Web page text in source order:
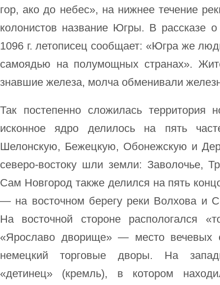
гор, ако до небес», на нижнее течение
колонистов название Югры. В рассказе
1096 г. летописец сообщает: «Югра же
самоядью на полумощных странах».
знавшие железа, молча обменивали
Так постепенно сложилась территория
исконное ядро делилось на пять
Шелонскую, Бежецкую, Обонежскую и
северо-востоку шли земли: Заволочье,
Сам Новгород также делился на пять
— на восточном берегу реки Волхова и
На восточной стороне распологался
«Ярославо дворище» — место вечевых
немецкий торговые дворы. На
«детинец» (кремль), в котором